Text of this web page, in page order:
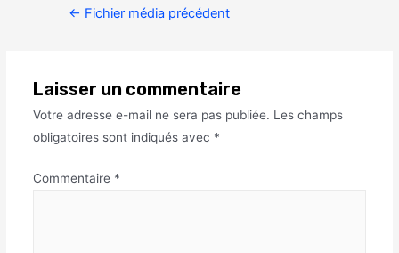
← Fichier média précédent
Laisser un commentaire
Votre adresse e-mail ne sera pas publiée. Les champs
obligatoires sont indiqués avec *
Commentaire *